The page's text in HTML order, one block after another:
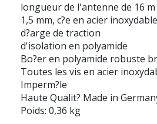
longueur de l'antenne de 16 m
1,5 mm, c?e en acier
d?arge de traction
d'isolation en polyamide
Bo?er en polyamide robuste
Toutes les vis en acier
Imperm?le
Haute Qualit? Made in
Poids: 0,36 kg